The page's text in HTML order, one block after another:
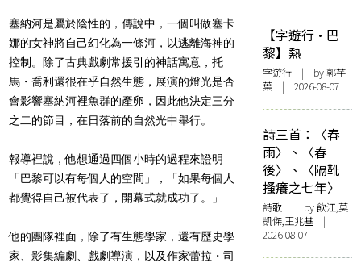
塞納河是屬於陰性的，傳說中，一個叫做塞卡
娜的女神將自己幻化為一條河，以逃離海神的
控制。除了古典戲劇常援引的神話寓意，托
馬・喬利還很在乎自然生態，展演的燈光是否
會影響塞納河裡魚群的產卵，因此他決定三分
之二的節目，在日落前的自然光中舉行。
報導裡說，他想通過四個小時的過程來證明
「巴黎可以有每個人的空間」，「如果每個人
都覺得自己被代表了，開幕式就成功了。」
他的團隊裡面，除了有生態學家，還有歷史學
家、影集編劇、戲劇導演，以及作家蕾拉・司
【字遊行·巴
黎】熱
字遊行 | by 郭芊
葉 | 2026-08-07
詩三首：〈春
雨〉、〈春
後〉、〈隔靴
搔癢之七年〉
詩歌 | by 飲江,莫
凱傑,王兆基 |
2026-08-07